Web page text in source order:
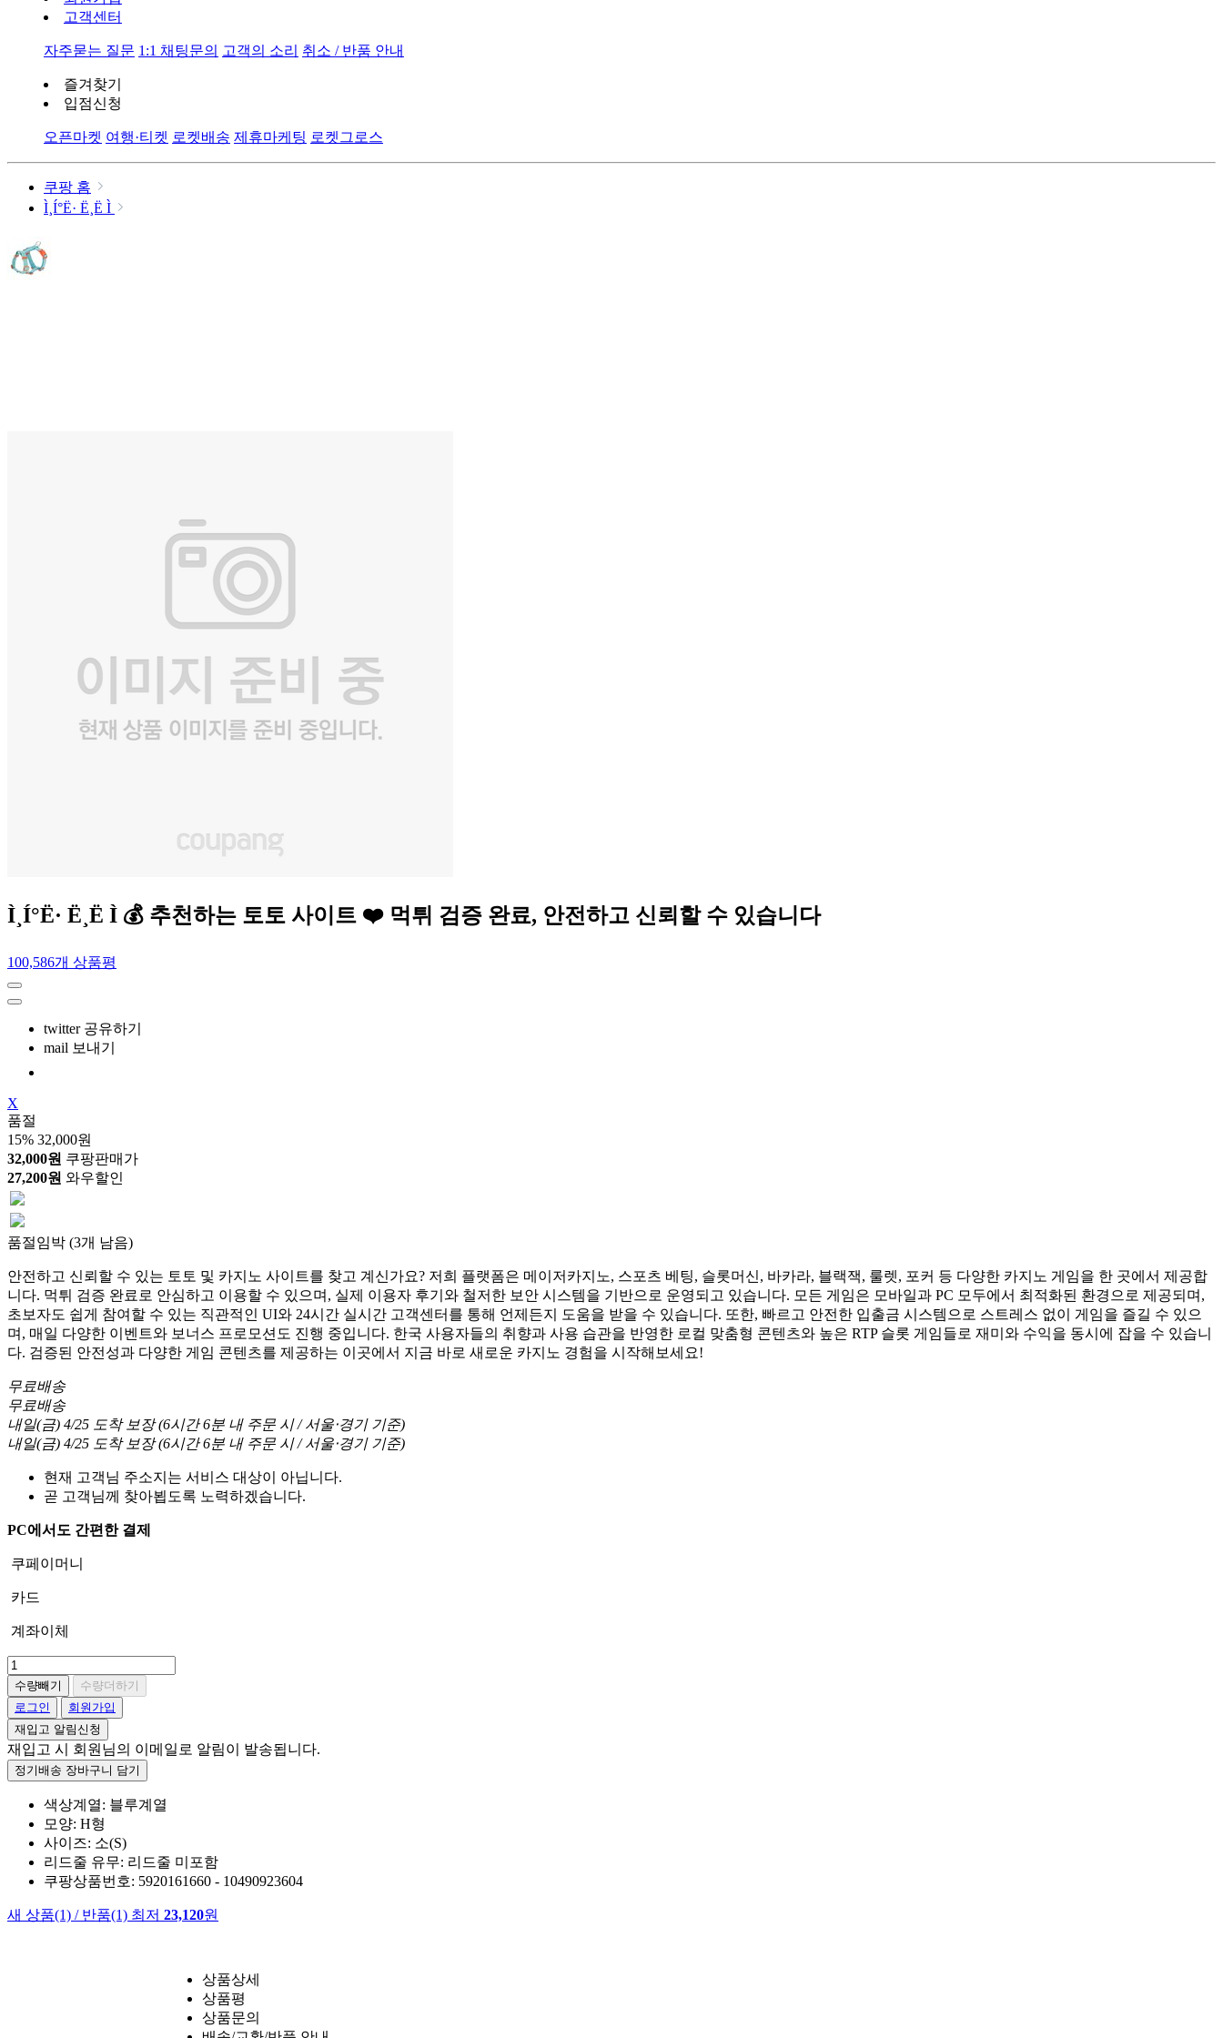
고객센터
자주묻는 질문 1:1 채팅문의 고객의 소리 취소 / 반품 안내
즐겨찾기
입점신청
오픈마켓 여행·티켓 로켓배송 제휴마케팅 로켓그로스
쿠팡 홈
Ì¸Í°Ë· Ë¸Ë Ì­
Ì¸Í°Ë· Ë¸Ë Ì­ 💰 추천하는 토토 사이트 ❤️ 먹튀 검증 완료, 안전하고 신뢰할 수 있습니다
100,586개 상품평
twitter 공유하기
mail 보내기
X
품절
15% 32,000원
32,000원 쿠팡판매가
27,200원 와우할인
품절임박 (3개 남음)
안전하고 신뢰할 수 있는 토토 및 카지노 사이트를 찾고 계신가요? 저희 플랫폼은 메이저카지노, 스포츠 베팅, 슬롯머신, 바카라, 블랙잭, 룰렛, 포커 등 다양한 카지노 게임을 한 곳에서 제공합
니다. 먹튀 검증 완료로 안심하고 이용할 수 있으며, 실제 이용자 후기와 철저한 보안 시스템을 기반으로 운영되고 있습니다. 모든 게임은 모바일과 PC 모두에서 최적화된 환경으로 제공되며,
초보자도 쉽게 참여할 수 있는 직관적인 UI와 24시간 실시간 고객센터를 통해 언제든지 도움을 받을 수 있습니다. 또한, 빠르고 안전한 입출금 시스템으로 스트레스 없이 게임을 즐길 수 있으
며, 매일 다양한 이벤트와 보너스 프로모션도 진행 중입니다. 한국 사용자들의 취향과 사용 습관을 반영한 로컬 맞춤형 콘텐츠와 높은 RTP 슬롯 게임들로 재미와 수익을 동시에 잡을 수 있습니
다. 검증된 안전성과 다양한 게임 콘텐츠를 제공하는 이곳에서 지금 바로 새로운 카지노 경험을 시작해보세요!
무료배송
무료배송
내일(금) 4/25 도착 보장(6시간 6분 내 주문 시/ 서울⋅경기 기준)
내일(금) 4/25 도착 보장(6시간 6분 내 주문 시/ 서울⋅경기 기준)
현재 고객님 주소지는 서비스 대상이 아닙니다.
곧 고객님께 찾아뵙도록 노력하겠습니다.
PC에서도 간편한 결제
쿠페이머니
카드
계좌이체
수량빼기
수량더하기
로그인
회원가입
재입고 알림신청
재입고 시 회원님의 이메일로 알림이 발송됩니다.
정기배송 장바구니 담기
색상계열: 블루계열
모양: H형
사이즈: 소(S)
리드줄 유무: 리드줄 미포함
쿠팡상품번호: 5920161660 - 10490923604
새 상품(1) / 반품(1) 최저 23,120원
상품상세
상품평
상품문의